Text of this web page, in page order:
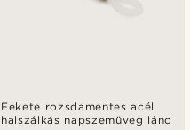
Fekete rozsdamentes acél
halszálkás napszemüveg lánc